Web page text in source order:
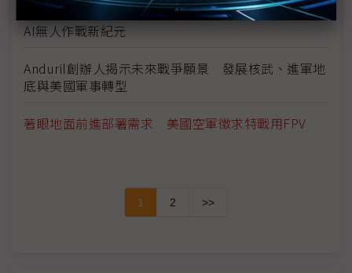
Anduril俄亥俄州新廠啟動量產 FURY忠誠僚機導入
AI無人作戰新紀元
Anduril創辦人揭示未來戰爭願景 發展核武、進軍地
底與美國軍事轉型
著眼地面前進部署需求 美國空軍徵求特戰用FPV
1 2 >>